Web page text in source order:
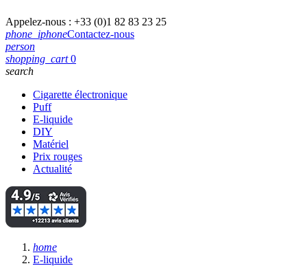
Appelez-nous : +33 (0)1 82 83 23 25
phone_iphoneContactez-nous
person
shopping_cart 0
search
Cigarette électronique
Puff
E-liquide
DIY
Matériel
Prix rouges
Actualité
home
E-liquide